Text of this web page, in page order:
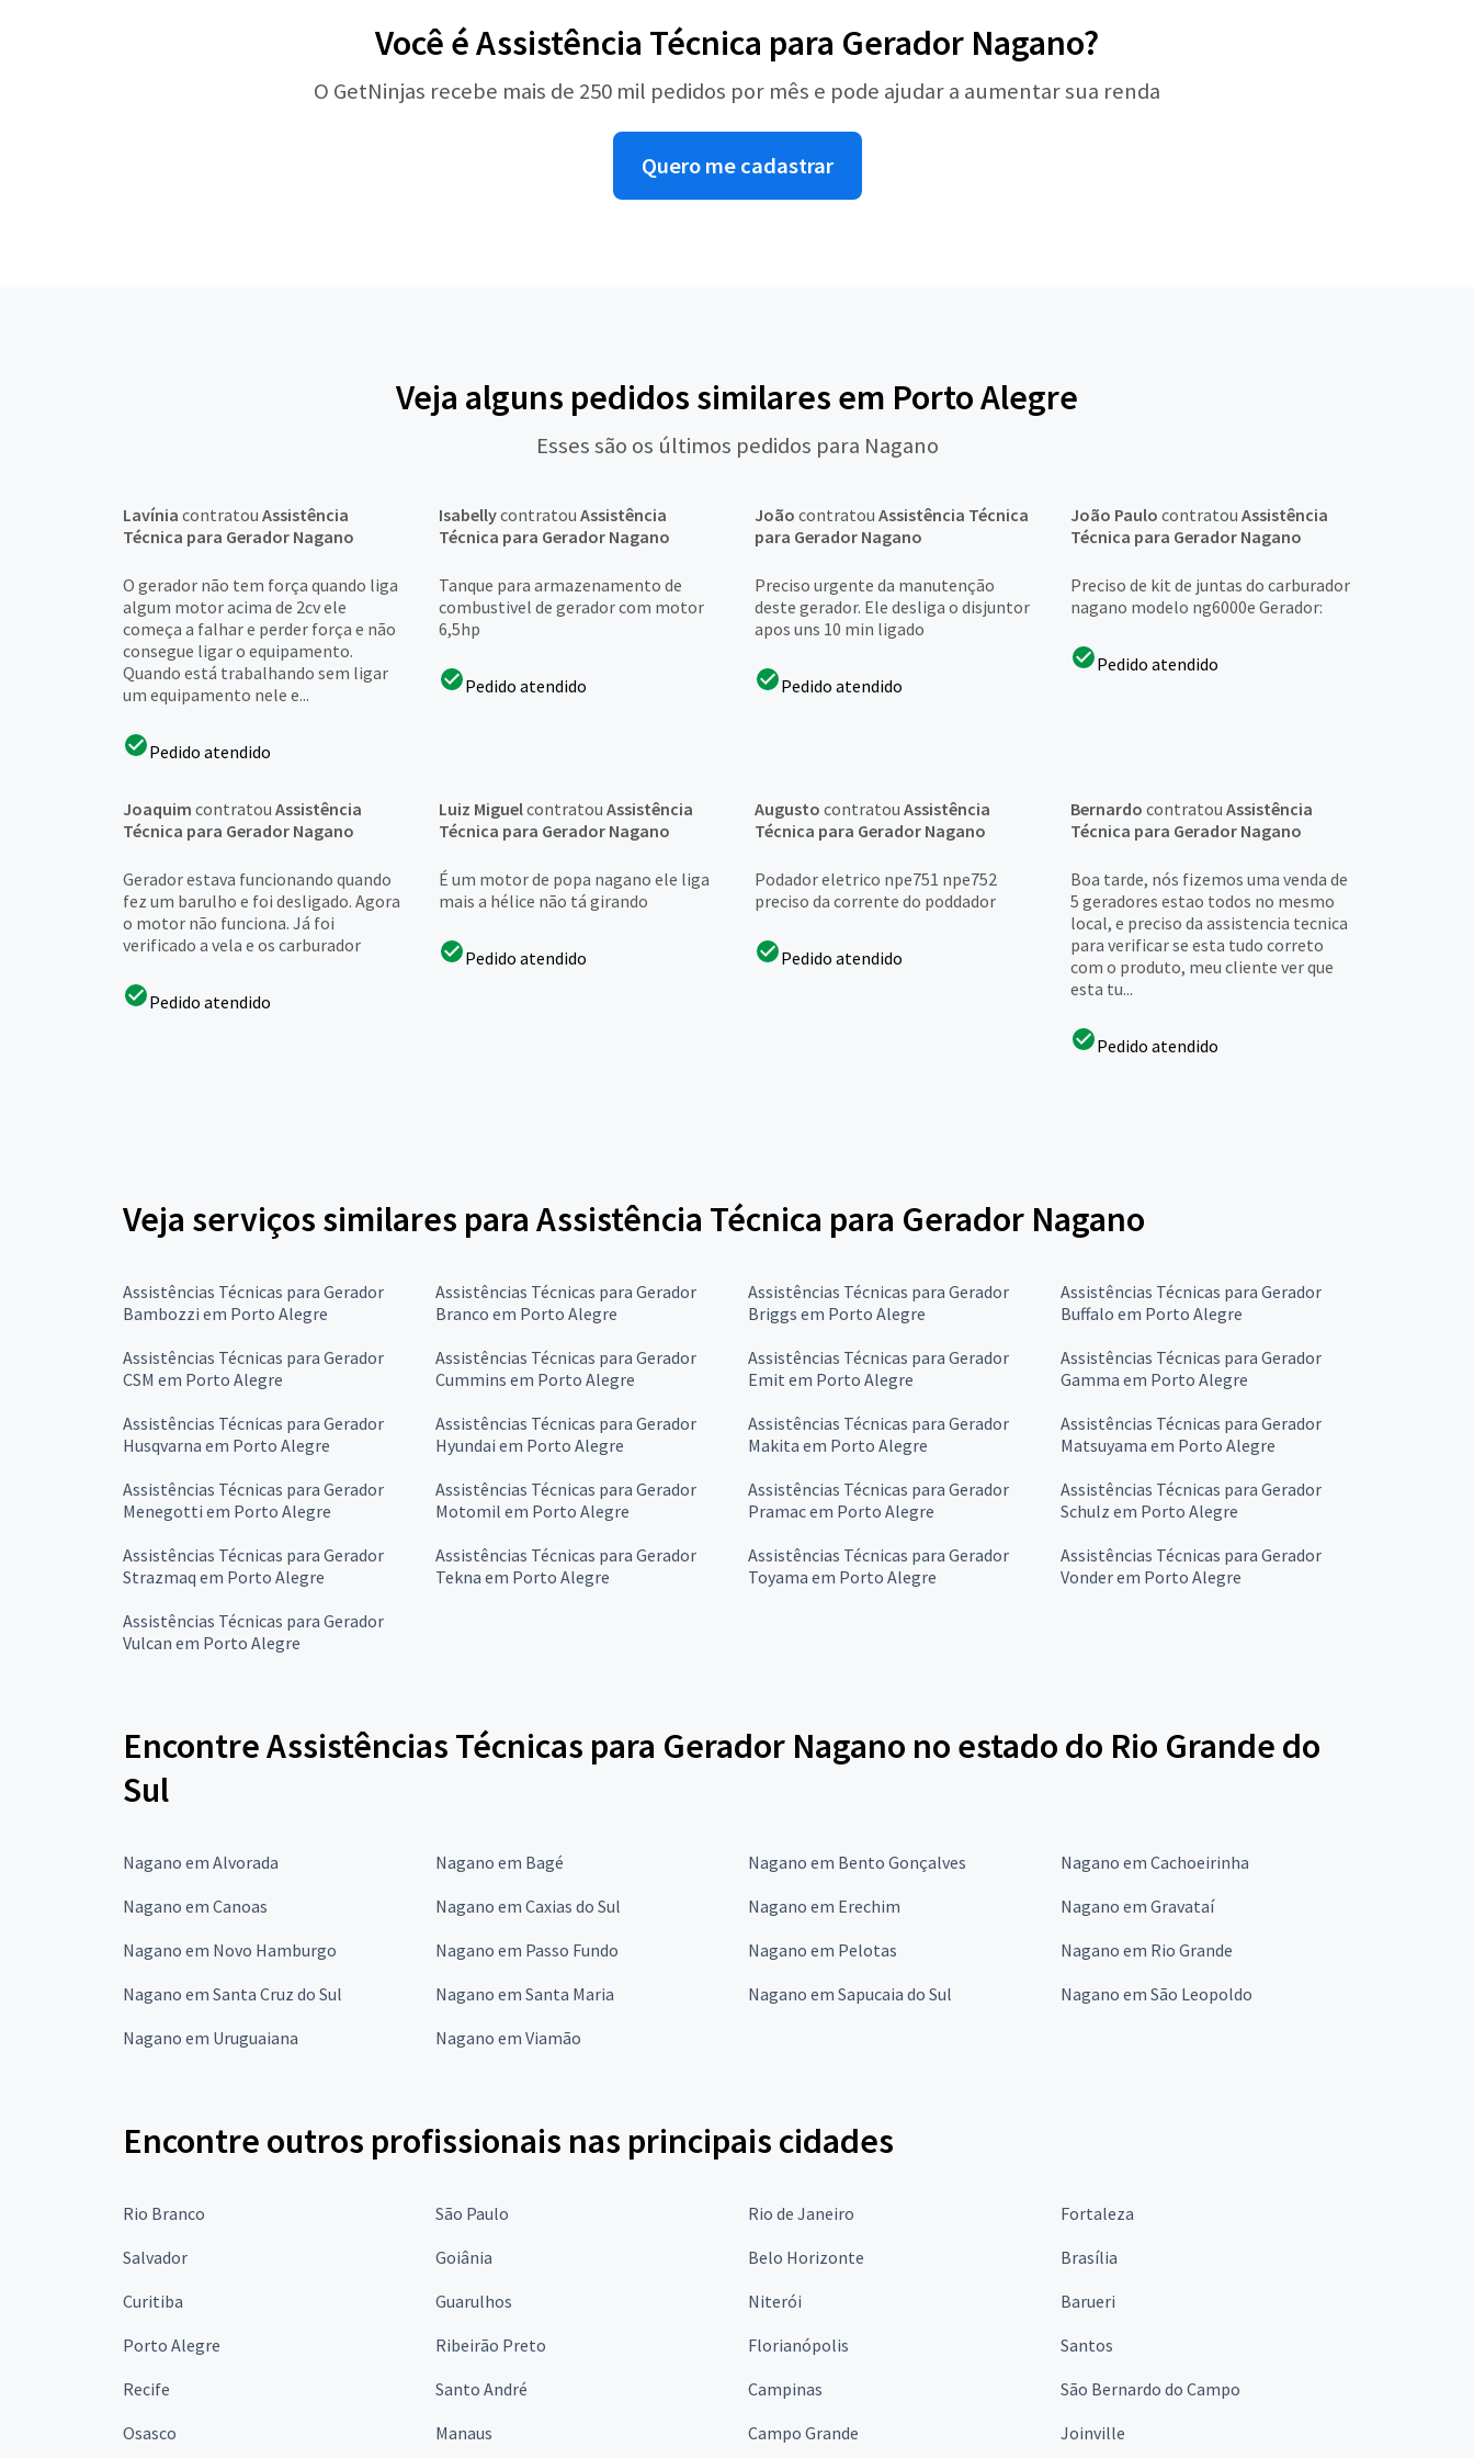
Você é Assistência Técnica para Gerador Nagano?
O GetNinjas recebe mais de 250 mil pedidos por mês e pode ajudar a aumentar sua renda
Quero me cadastrar
Veja alguns pedidos similares em Porto Alegre
Esses são os últimos pedidos para Nagano
Lavínia contratou Assistência
Técnica para Gerador Nagano
O gerador não tem força quando liga
algum motor acima de 2cv ele
começa a falhar e perder força e não
consegue ligar o equipamento.
Quando está trabalhando sem ligar
um equipamento nele e...
Pedido atendido
Isabellycontratou Assistência
Técnica para Gerador Nagano
Tanque para armazenamento de
combustivel de gerador com motor
6,5hp
Pedido atendido
João contratou Assistência Técnica
para Gerador Nagano
Preciso urgente da manutenção
deste gerador. Ele desliga o disjuntor
apos uns 10 min ligado
Pedido atendido
João Paulo contratou Assistência
Técnica para Gerador Nagano
Preciso de kit de juntas do carburador
nagano modelo ng6000e Gerador:
Pedido atendido
Joaquim contratou Assistência
Técnica para Gerador Nagano
Gerador estava funcionando quando
fez um barulho e foi desligado. Agora
o motor não funciona. Já foi
verificado a vela e os carburador
Pedido atendido
Luiz Miguelcontratou Assistência
Técnica para Gerador Nagano
É um motor de popa nagano ele liga
mais a hélice não tá girando
Pedido atendido
Augusto contratou Assistência
Técnica para Gerador Nagano
Podador eletrico npe751 npe752
preciso da corrente do poddador
Pedido atendido
Bernardo contratou Assistência
Técnica para Gerador Nagano
Boa tarde, nós fizemos uma venda de
5 geradores estao todos no mesmo
local, e preciso da assistencia tecnica
para verificar se esta tudo correto
com o produto, meu cliente ver que
esta tu...
Pedido atendido
Veja serviços similares para Assistência Técnica para Gerador Nagano
Assistências Técnicas para Gerador
Bambozzi em Porto Alegre
Assistências Técnicas para Gerador
Branco em Porto Alegre
Assistências Técnicas para Gerador
Briggs em Porto Alegre
Assistências Técnicas para Gerador
Buffalo em Porto Alegre
Assistências Técnicas para Gerador
CSM em Porto Alegre
Assistências Técnicas para Gerador
Cummins em Porto Alegre
Assistências Técnicas para Gerador
Emit em Porto Alegre
Assistências Técnicas para Gerador
Gamma em Porto Alegre
Assistências Técnicas para Gerador
Husqvarna em Porto Alegre
Assistências Técnicas para Gerador
Hyundai em Porto Alegre
Assistências Técnicas para Gerador
Makita em Porto Alegre
Assistências Técnicas para Gerador
Matsuyama em Porto Alegre
Assistências Técnicas para Gerador
Menegotti em Porto Alegre
Assistências Técnicas para Gerador
Motomil em Porto Alegre
Assistências Técnicas para Gerador
Pramac em Porto Alegre
Assistências Técnicas para Gerador
Schulz em Porto Alegre
Assistências Técnicas para Gerador
Strazmaq em Porto Alegre
Assistências Técnicas para Gerador
Tekna em Porto Alegre
Assistências Técnicas para Gerador
Toyama em Porto Alegre
Assistências Técnicas para Gerador
Vonder em Porto Alegre
Assistências Técnicas para Gerador
Vulcan em Porto Alegre
Encontre Assistências Técnicas para Gerador Nagano no estado do Rio Grande do
Sul
Nagano em Alvorada Nagano em Bagé Nagano em Bento Gonçalves
Nagano em Cachoeirinha
Nagano em Canoas
Nagano em Caxias do Sul Nagano em Erechim
Nagano em Gravataí
Nagano em Novo Hamburgo
Nagano em Passo Fundo Nagano em Pelotas
Nagano em Rio Grande
Nagano em Santa Cruz do Sul
Nagano em Santa Maria Nagano em Sapucaia do Sul
Nagano em São Leopoldo
Nagano em Uruguaiana
Nagano em Viamão
Encontre outros profissionais nas principais cidades
Rio Branco São Paulo Rio de Janeiro
Fortaleza
Salvador
Goiânia Belo Horizonte
Brasília
Curitiba
Guarulhos Niterói
Barueri
Porto Alegre
Ribeirão Preto Florianópolis
Santos
Recife
Santo André Campinas
São Bernardo do Campo
Osasco
Manaus Campo Grande Joinville